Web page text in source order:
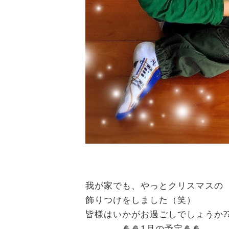
我が家でも、やっとクリスマスの
飾りつけをしました（笑）
皆様はいかがお過ごしでしょうか